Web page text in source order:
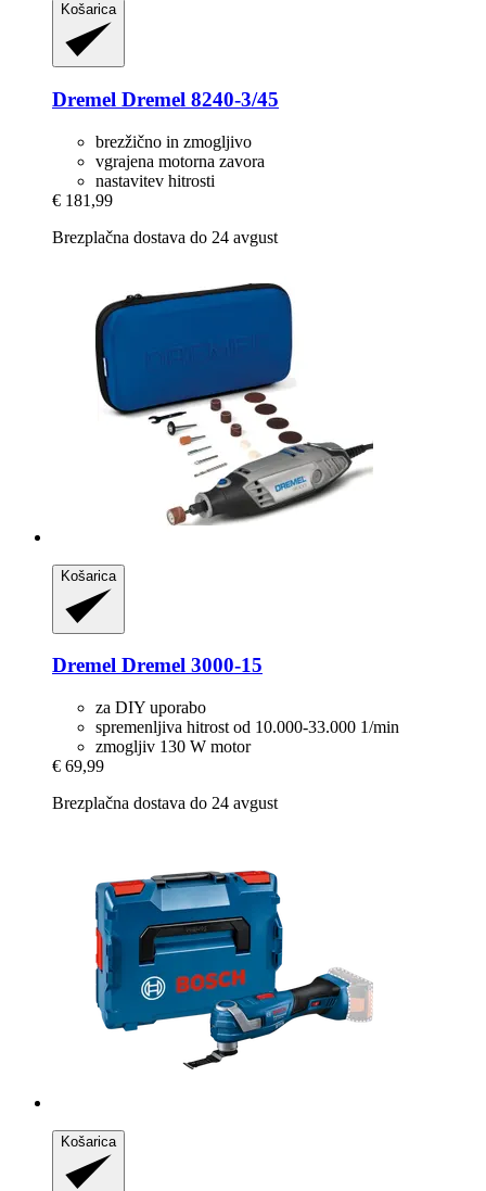
Košarica
Dremel Dremel 8240-​3/45
brezžično in zmogljivo
vgrajena motorna zavora
nastavitev hitrosti
€ 181,99
Brezplačna dostava do 24 avgust
Košarica
Dremel Dremel 3000-​15
za DIY uporabo
spremenljiva hitrost od 10.000-33.000 1/min
zmogljiv 130 W motor
€ 69,99
Brezplačna dostava do 24 avgust
Košarica